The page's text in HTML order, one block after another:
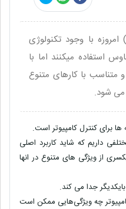
ماوس یا به انگلیسی (Mouse) امروزه با وجود تکنولوژی
استفاده میکنند اما با
با کارهای متنوع
می شود.
برای کنترل کامپیوتر است.
داریم که شاید کاربرد اصلی
از ویژگی های متنوع در انها
جدا می کند.
چه ویژگی‌هایی ممکن است